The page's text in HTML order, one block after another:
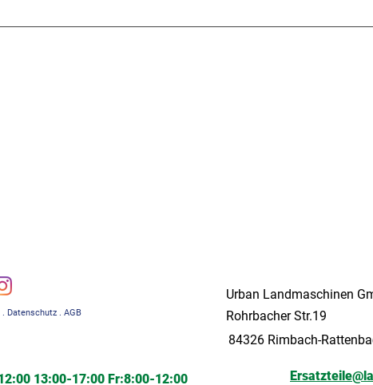
. Datenschutz . AGB
13:00-17:00 Fr:8:00-12:00
Urban Landmaschinen
Rohrbacher Str.19
84326 Rimbach-